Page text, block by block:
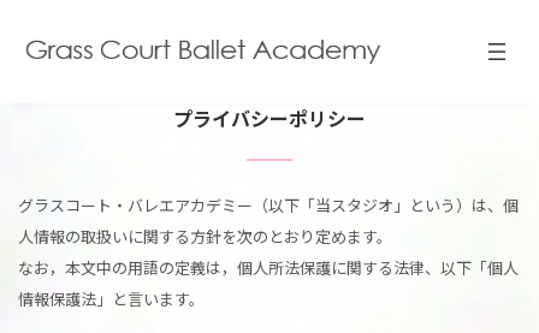
プライバシーポリシー
グラスコート・バレエアカデミー（以下「当スタジオ」という）は、個
人情報の取扱いに関する方針を次のとおり定めます。
なお，本文中の用語の定義は，個人所法保護に関する法律、以下「個人
情報保護法」と言います。